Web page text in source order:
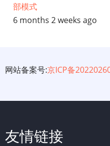
部模式
6 months 2 weeks ago
网站备案号:京ICP备
友情链接